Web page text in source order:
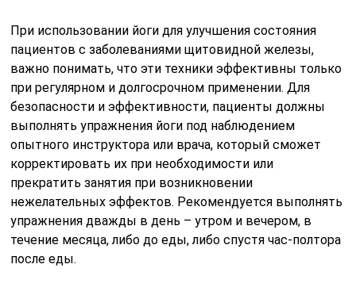
При использовании йоги для улучшения состояния
пациентов с заболеваниями щитовидной железы,
важно понимать, что эти техники эффективны только
при регулярном и долгосрочном применении. Для
безопасности и эффективности, пациенты должны
выполнять упражнения йоги под наблюдением
опытного инструктора или врача, который сможет
корректировать их при необходимости или
прекратить занятия при возникновении
нежелательных эффектов. Рекомендуется выполнять
упражнения дважды в день – утром и вечером, в
течение месяца, либо до еды, либо спустя час-полтора
после еды.